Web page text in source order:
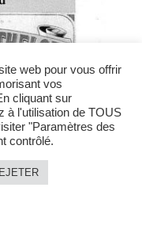
web pour vous offrir
vos
cliquant sur
à l'utilisation de TOUS
"Paramètres des
contrôlé.